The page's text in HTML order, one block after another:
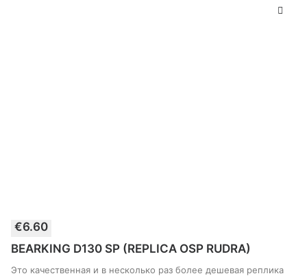
товар
несколько
вариантов.
€6.60
BEARKING D130 SP (REPLICA OSP RUDRA)
Это качественная и в несколько раз более дешевая реплика